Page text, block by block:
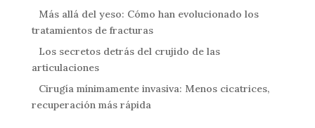
Más allá del yeso: Cómo han evolucionado los
tratamientos de fracturas
Los secretos detrás del crujido de las
articulaciones
Cirugía mínimamente invasiva: Menos cicatrices,
recuperación más rápida